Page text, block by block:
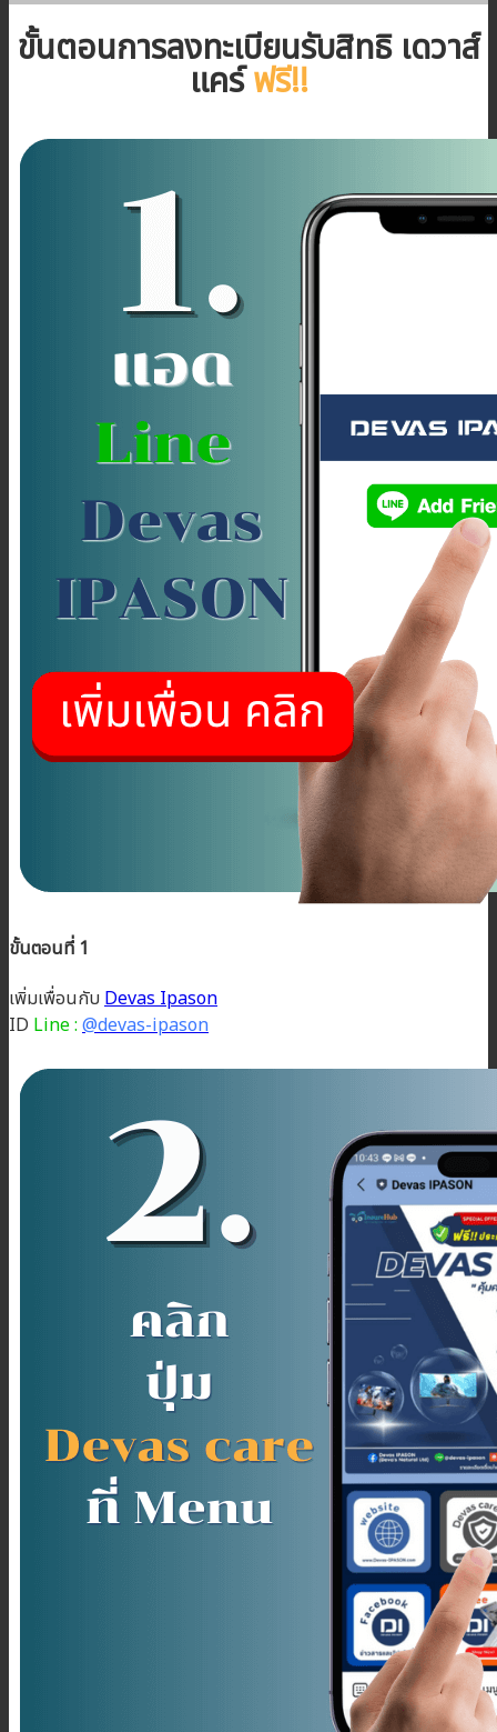
ขั้นตอนการลงทะเบียนรับสิทธิ เดวาส์
แคร์ฟรี!!
ขั้นตอนที่ 1
เพิ่มเพื่อนกับ Devas Ipason
ID Line : @devas-ipason